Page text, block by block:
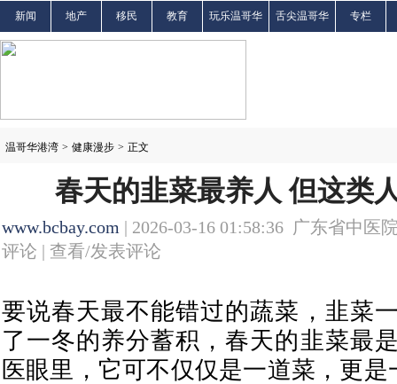
新闻 地产 移民 教育 玩乐温哥华 舌尖温哥华 专栏
温哥华港湾 > 健康漫步 > 正文
春天的韭菜最养人 但这类
www.bcbay.com | 2026-03-16 01:58:36 广东省中医
评论 | 查看/发表评论
要说春天最不能错过的蔬菜，韭菜
了一冬的养分蓄积，春天的韭菜最
医眼里，它可不仅仅是一道菜，更是